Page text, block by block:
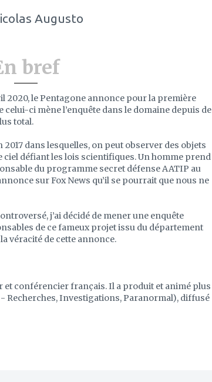
Augusto
bref
2020, le Pentagone annonce pour la première
celui-ci mène l’enquête dans le domaine depuis de
total.
dans lesquelles, on peut observer des objets
ciel défiant les lois scientifiques. Un homme prend
du programme secret défense AATIP au
sur Fox News qu’il se pourrait que nous ne
j’ai décidé de mener une enquête
de ce fameux projet issu du département
véracité de cette annonce.
et conférencier français. Il a produit et animé plus
Recherches, Investigations, Paranormal), diffusé